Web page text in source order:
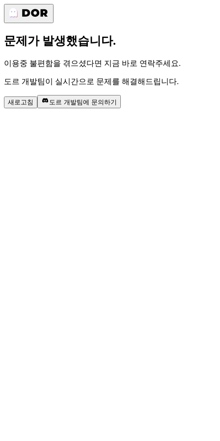
문제가 발생했습니다.
이용중 불편함을 겪으셨다면 지금 바로 연락주세요.
도르 개발팀이 실시간으로 문제를 해결해드립니다.
새로고침 도르 개발팀에 문의하기